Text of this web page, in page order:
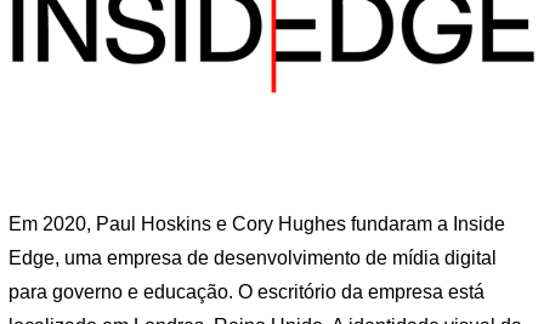
Em 2020, Paul Hoskins e Cory Hughes fundaram a Inside
Edge, uma empresa de desenvolvimento de mídia digital
para governo e educação. O escritório da empresa está